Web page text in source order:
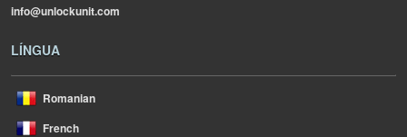
info@unlockunit.com
LÍNGUA
Romanian
French